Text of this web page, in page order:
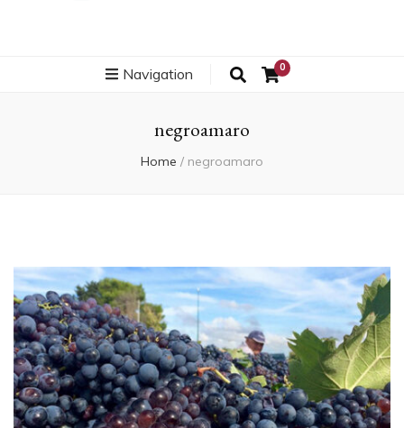
Navigation 0
negroamaro
Home / negroamaro